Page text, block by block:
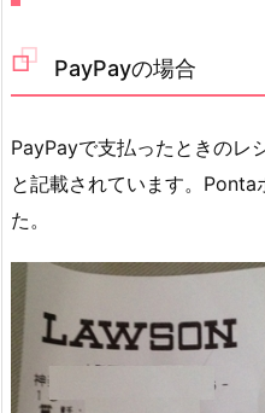
PayPayの場合
PayPayで支払ったときのレ
と記載されています。Ponta
た。